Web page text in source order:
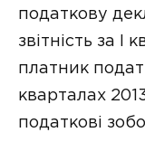
податкову
звітність за I
платник
кварталах
податкові